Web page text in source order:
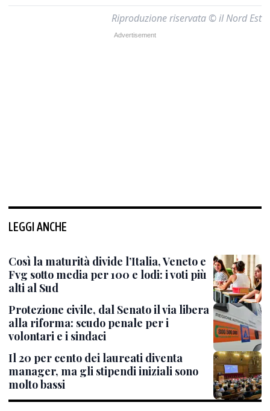
Riproduzione riservata © il Nord Est
LEGGI ANCHE
Così la maturità divide l’Italia, Veneto e
Fvg sotto media per 100 e lodi: i voti più
alti al Sud
Protezione civile, dal Senato il via libera
alla riforma: scudo penale per i
volontari e i sindaci
Il 20 per cento dei laureati diventa
manager, ma gli stipendi iniziali sono
molto bassi